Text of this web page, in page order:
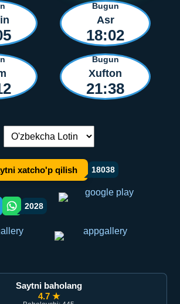
Bugun
Asr
18:02
Bugun
Xufton
21:38
Tilni almashtirish:
xatcho'p qilish 18038
orqali ulashish
WhatsApp orqali ulashish
2028
Saytni baholang
4.7 ★